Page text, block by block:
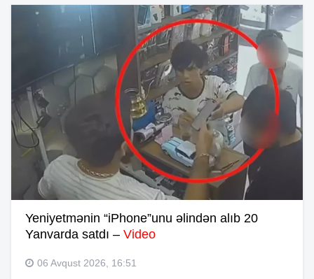
Yeniyetmənin “iPhone”unu əlindən alıb 20
Yanvarda satdı – Video
06 Avqust 2026, 16:51